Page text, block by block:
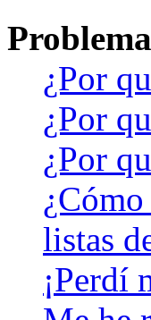
¿Por
¿Por
¿Por
listas
¡Perdí